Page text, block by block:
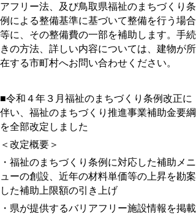
アフリー法、及び鳥取県福祉のまちづくり条
例による整備基準に基づいて整備を行う場合
等に、その整備費の一部を補助します。手続
きの方法、詳しい内容については、建物が所
在する市町村へお問い合わせください。
■令和４年３月福祉のまちづくり条例改正に
伴い、福祉のまちづくり推進事業補助金要綱
を全部改定しました
＜改定概要＞
・福祉のまちづくり条例に対応した補助メニ
ューの創設、近年の材料単価等の上昇を勘案
した補助上限額の引き上げ
・県が提供するバリアフリー施設情報を掲載